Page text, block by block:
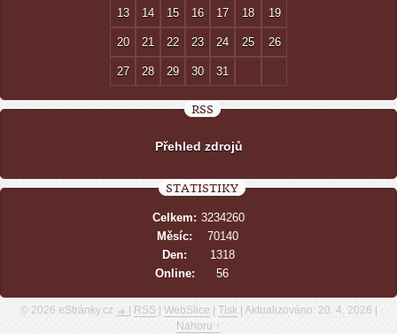
13 14 15 16 17 18 19
20 21 22 23 24 25 26
27 28 29 30 31
RSS
Přehled zdrojů
STATISTIKY
Online: 56
Celkem: 3234260
Měsíc:
70140
Den:
1318
© 2026 eStránky.cz RSS| WebSlice Tisk| Aktualizováno: 20. 4. 2026
Nahoru ↑